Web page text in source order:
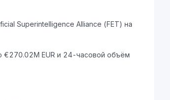
Superintelligence Alliance (FET) на
€270.02M EUR и 24-часовой объём